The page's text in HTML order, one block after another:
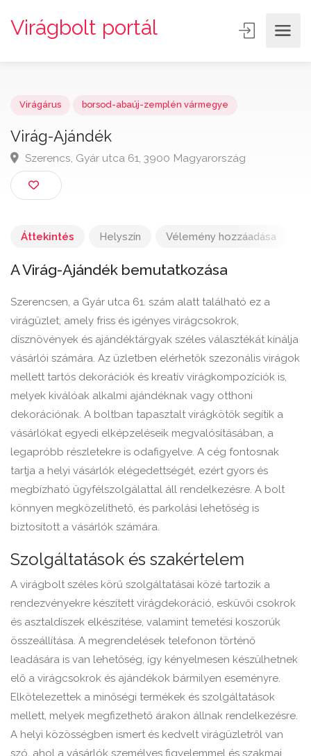
Virágbolt portál
Virág-Ajándék
Szerencs, Gyár utca 61, 3900 Magyarország
Áttekintés Helyszín Vélemény hozzáadása
A Virág-Ajándék bemutatkozása
Szerencsen, a Gyár utca 61. szám alatt található ez a
virágüzlet, amely friss és igényes virágcsokrok,
dísznövények és ajándéktárgyak széles választékát kínálja
vásárlói számára. Az üzletben elérhetők szezonális virágok
mellett tartós dekorációk és kreatív virágkompozíciók is,
melyek kiválóak alkalmi ajándéknak vagy otthoni
dekorációnak. A boltban tapasztalt virágkötők segítik a
vásárlókat egyedi elképzeléseik megvalósításában, a
legapróbb részletekre is odafigyelve. A cég fontosnak
tartja a helyi vásárlók elégedettségét, ezért gyors és
megbízható ügyfélszolgálattal áll rendelkezésre. A bolt
könnyen megközelíthető, és parkolási lehetőség is
biztosított a vásárlók számára.
Szolgáltatások és szakértelem
A virágbolt széles körű szolgáltatásai közé tartozik a
rendezvényekre készített virágdekoráció, esküvői csokrok
és asztaldíszek elkészítése, valamint temetési koszorúk
összeállítása. A megrendelések telefonon történő
leadására is van lehetőség, így kényelmesen készülhetnek
elő a virágcsokrok és ajándékok bármilyen eseményre.
Elkötelezettek a minőségi termékek és szolgáltatások
mellett, melyek megfizethető árakon állnak rendelkezésre.
A helyi közösségben ismert és kedvelt virágüzletről van
szó, ahol a vásárlók személyes figyelemmel és szakmai